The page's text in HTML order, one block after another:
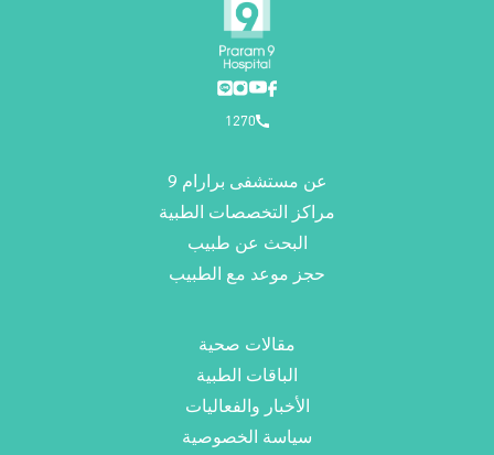
1270
عن مستشفى برارام 9
مراكز التخصصات الطبية
البحث عن طبيب
حجز موعد مع الطبيب
مقالات صحية
الباقات الطبية
الأخبار والفعاليات
سياسة الخصوصية